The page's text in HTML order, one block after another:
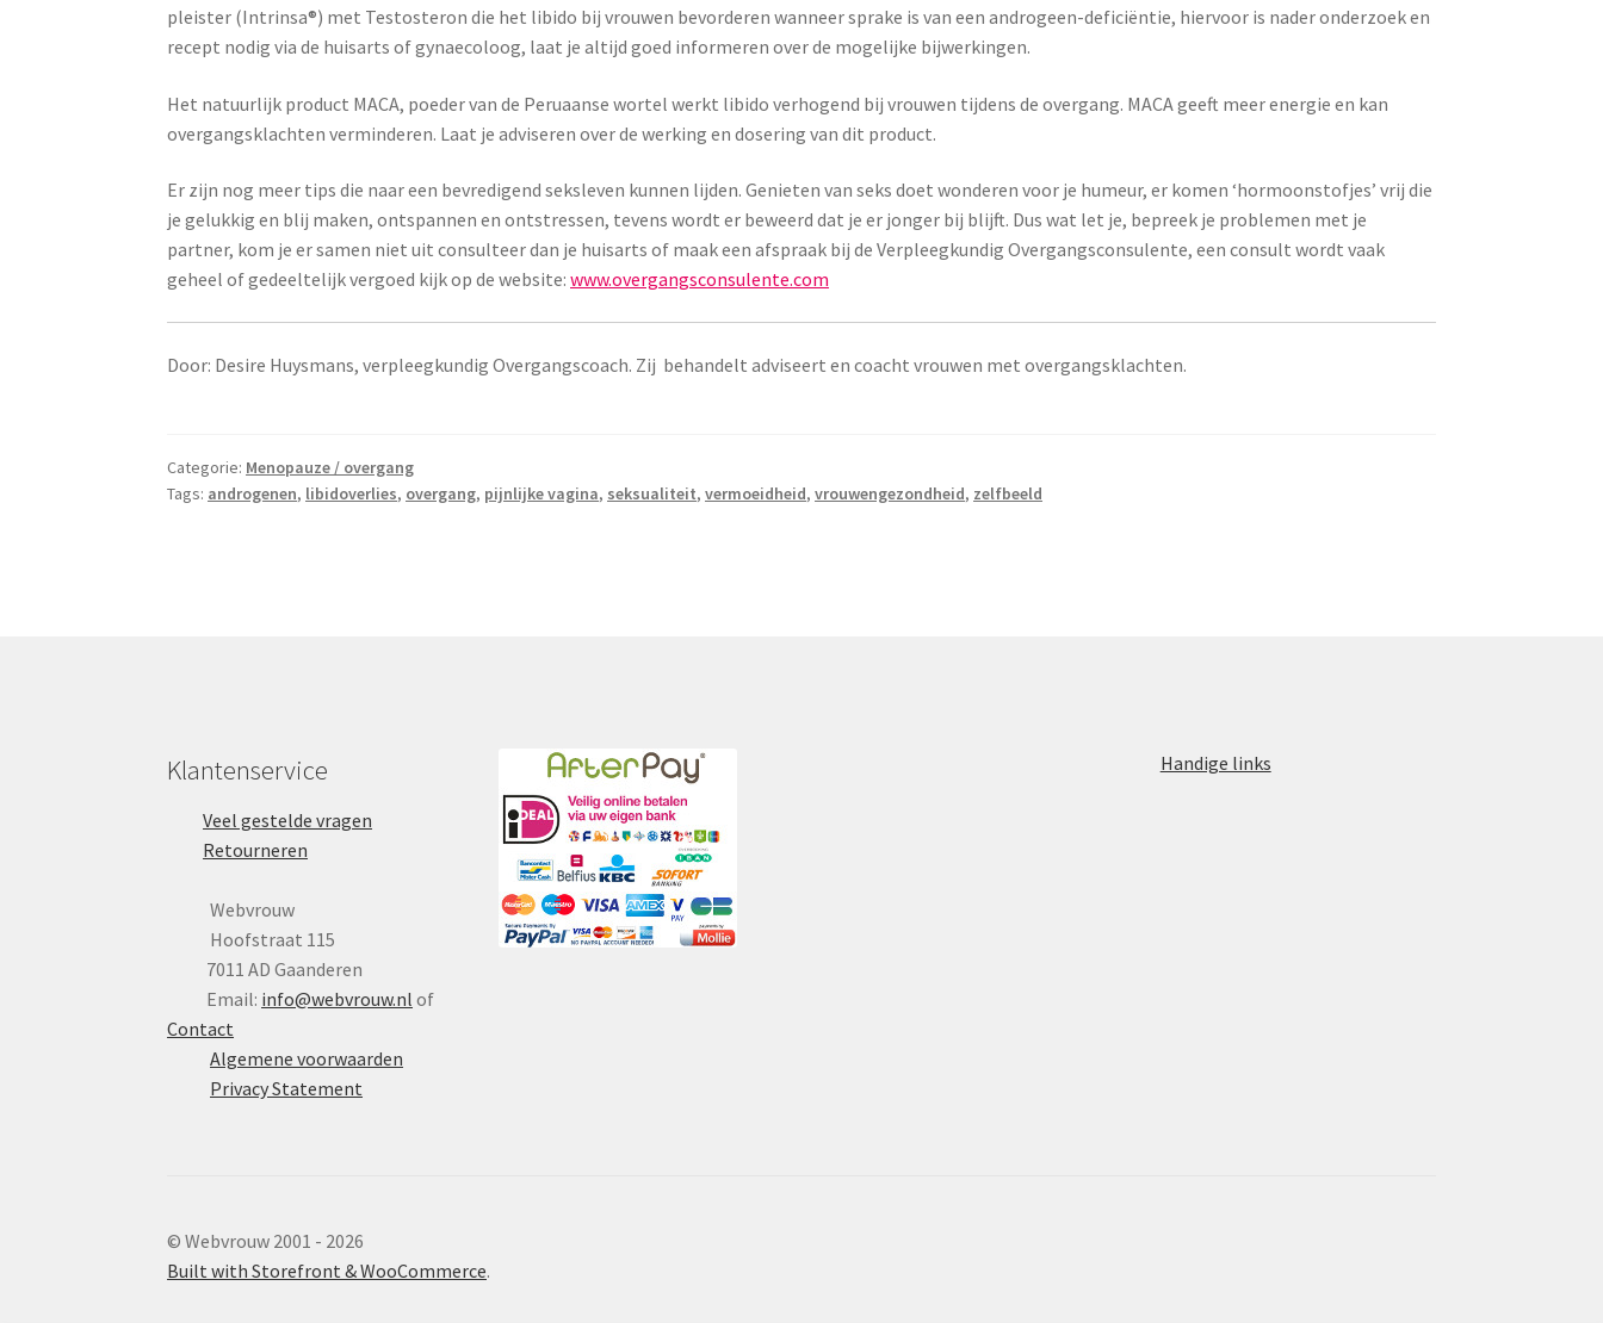
pleister (Intrinsa®) met Testosteron die het libido bij vrouwen bevorderen wanneer sprake is van een androgeen-deficiëntie, hiervoor is nader onderzoek en
recept nodig via de huisarts of gynaecoloog, laat je altijd goed informeren over de mogelijke bijwerkingen.
Het natuurlijk product MACA, poeder van de Peruaanse wortel werkt libido verhogend bij vrouwen tijdens de overgang. MACA geeft meer energie en kan
overgangsklachten verminderen. Laat je adviseren over de werking en dosering van dit product.
Er zijn nog meer tips die naar een bevredigend seksleven kunnen lijden. Genieten van seks doet wonderen voor je humeur, er komen ‘hormoonstofjes’ vrij die
je gelukkig en blij maken, ontspannen en ontstressen, tevens wordt er beweerd dat je er jonger bij blijft. Dus wat let je, bepreek je problemen met je
partner, kom je er samen niet uit consulteer dan je huisarts of maak een afspraak bij de Verpleegkundig Overgangsconsulente, een consult wordt vaak
geheel of gedeeltelijk vergoed kijk op de website:www.overgangsconsulente.com
Door: Desire Huysmans, verpleegkundig Overgangscoach. Zij behandelt adviseert en coacht vrouwen met overgangsklachten.
Categorie: Menopauze / overgang
Tags: androgenen, libidoverlies, overgang, pijnlijke vagina, seksualiteit,vermoeidheid,vrouwengezondheid, zelfbeeld
Klantenservice
Veel gestelde vragen
Retourneren
Webvrouw
Hoofstraat 115
7011 AD Gaanderen
Email: info@webvrouw.nl of
Contact
Algemene voorwaarden
Privacy Statement
Handige links
© Webvrouw 2001 - 2026
Built with Storefront & WooCommerce.